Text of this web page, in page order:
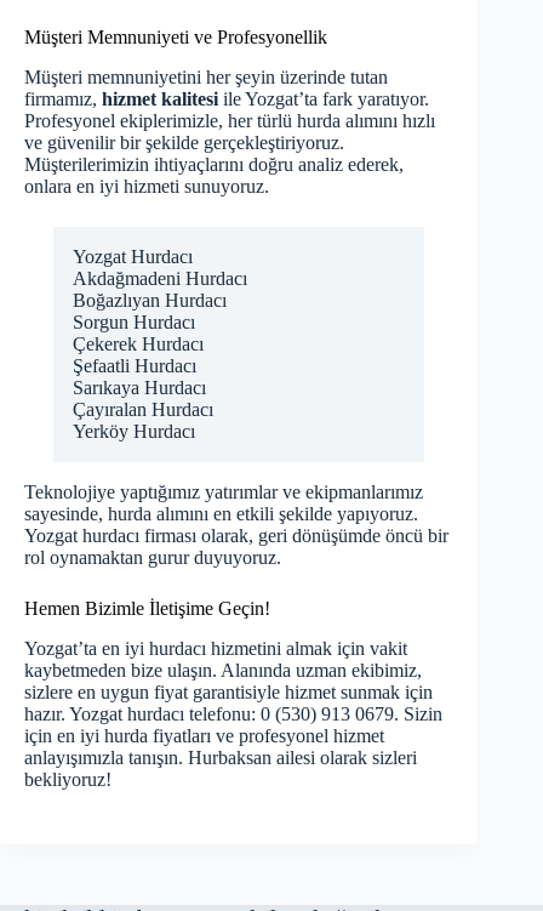
Müşteri Memnuniyeti ve Profesyonellik
Müşteri memnuniyetini her şeyin üzerinde tutan
firmamız, hizmet kalitesi ile Yozgat’ta fark yaratıyor.
Profesyonel ekiplerimizle, her türlü hurda alımını hızlı
ve güvenilir bir şekilde gerçekleştiriyoruz.
Müşterilerimizin ihtiyaçlarını doğru analiz ederek,
onlara en iyi hizmeti sunuyoruz.
Yozgat Hurdacı
Akdağmadeni Hurdacı
Boğazlıyan Hurdacı
Sorgun Hurdacı
Çekerek Hurdacı
Şefaatli Hurdacı
Sarıkaya Hurdacı
Çayıralan Hurdacı
Yerköy Hurdacı
Teknolojiye yaptığımız yatırımlar ve ekipmanlarımız
sayesinde, hurda alımını en etkili şekilde yapıyoruz.
Yozgat hurdacı firması olarak, geri dönüşümde öncü bir
rol oynamaktan gurur duyuyoruz.
Hemen Bizimle İletişime Geçin!
Yozgat’ta en iyi hurdacı hizmetini almak için vakit
kaybetmeden bize ulaşın. Alanında uzman ekibimiz,
sizlere en uygun fiyat garantisiyle hizmet sunmak için
hazır. Yozgat hurdacı telefonu: 0 (530) 913 0679. Sizin
için en iyi hurda fiyatları ve profesyonel hizmet
anlayışımızla tanışın. Hurbaksan ailesi olarak sizleri
bekliyoruz!